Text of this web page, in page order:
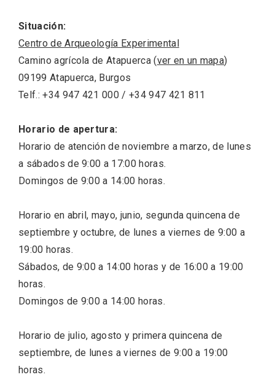
Situación:
Centro de Arqueología Experimental
Camino agrícola de Atapuerca (ver en un mapa)
09199 Atapuerca, Burgos
Telf.: +34 947 421 000 / +34 947 421 811
Horario de apertura:
Horario de atención de noviembre a marzo, de lunes
a sábados de 9:00 a 17:00 horas.
Domingos de 9:00 a 14:00 horas.
Horario en abril, mayo, junio, segunda quincena de
septiembre y octubre, de lunes a viernes de 9:00 a
19:00 horas.
Sábados, de 9:00 a 14:00 horas y de 16:00 a 19:00
horas.
Domingos de 9:00 a 14:00 horas.
Horario de julio, agosto y primera quincena de
septiembre, de lunes a viernes de 9:00 a 19:00
horas.
Fiesta de Primavera 2026 en la Ruta del
Vino de Cigales